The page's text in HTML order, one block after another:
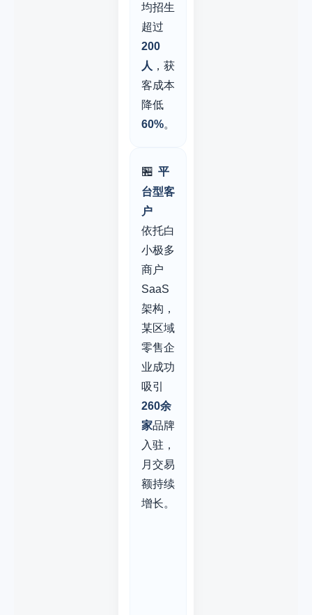
均招生
超过
200
人 ，获
客成本
降低
60%。
🏪 平
台型客
户
依托白
小极多
商户
SaaS
架构，
某区域
零售企
业成功
吸引
260余
家品牌
入驻，
月交易
额持续
增长。